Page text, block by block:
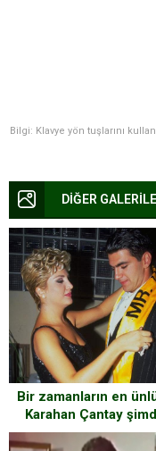
Bilgi: Klavye yön tuşlarını
DİĞER
Bir zamanların en
Karahan Çantay
yapıyor?